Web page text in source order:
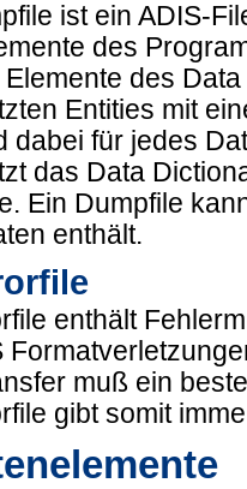
ist ein ADIS-
des
des
Entities mit
dabei für jedes
das Data
Ein Dumpfile
enthält.
enthält
muß ein
gibt somit